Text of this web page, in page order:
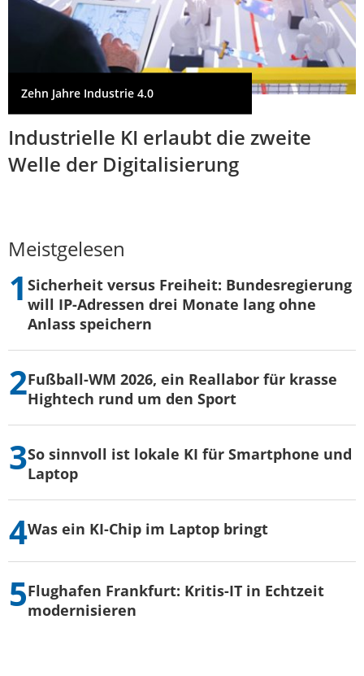
Zehn Jahre Industrie 4.0
Industrielle KI erlaubt die zweite
Welle der Digitalisierung
Meistgelesen
Sicherheit versus Freiheit: Bundesregierung
will IP-Adressen drei Monate lang ohne
Anlass speichern
Fußball-WM 2026, ein Reallabor für krasse
Hightech rund um den Sport
So sinnvoll ist lokale KI für Smartphone und
Laptop
Was ein KI-Chip im Laptop bringt
Flughafen Frankfurt: Kritis-IT in Echtzeit
modernisieren